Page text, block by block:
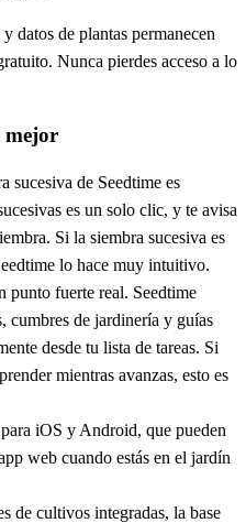
datos de plantas permanecen
Nunca pierdes acceso a lo
mejor
sucesiva de Seedtime es
es un solo clic, y te avisa
Si la siembra sucesiva es
lo hace muy intuitivo.
punto fuerte real. Seedtime
cumbres de jardinería y guías
desde tu lista de tareas. Si
mientras avanzas, esto es
iOS y Android, que pueden
web cuando estás en el jardín
de cultivos integradas, la base